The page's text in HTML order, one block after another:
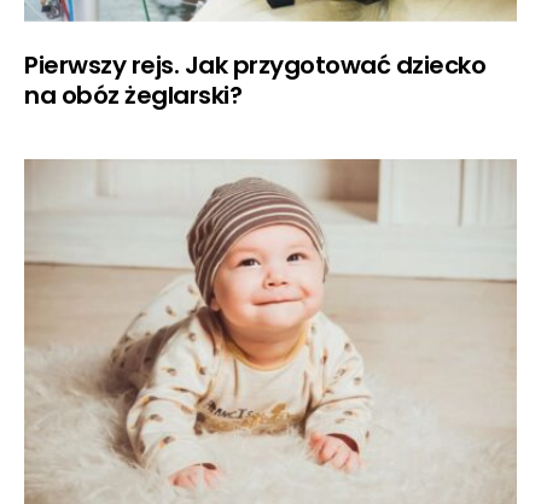
Pierwszy rejs. Jak przygotować dziecko
na obóz żeglarski?